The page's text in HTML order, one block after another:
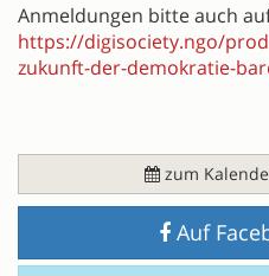
Anmeldungen bitte auch
https://digisociety.ngo/
zukunft-der-demokratie-
zum
Auf